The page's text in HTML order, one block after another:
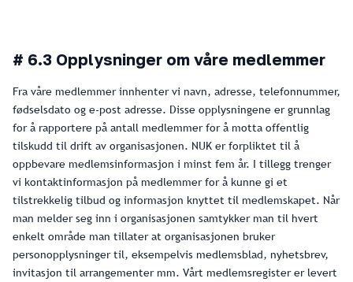
# 6.3 Opplysninger om våre medlemmer
Fra våre medlemmer innhenter vi navn, adresse, telefonnummer,
fødselsdato og e-post adresse. Disse opplysningene er grunnlag
for å rapportere på antall medlemmer for å motta offentlig
tilskudd til drift av organisasjonen. NUK er forpliktet til å
oppbevare medlemsinformasjon i minst fem år. I tillegg trenger
vi kontaktinformasjon på medlemmer for å kunne gi et
tilstrekkelig tilbud og informasjon knyttet til medlemskapet. Når
man melder seg inn i organisasjonen samtykker man til hvert
enkelt område man tillater at organisasjonen bruker
personopplysninger til, eksempelvis medlemsblad, nyhetsbrev,
invitasjon til arrangementer mm. Vårt medlemsregister er levert